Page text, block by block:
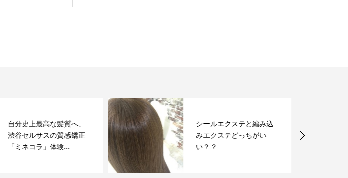
自分史上最高な髪質へ、
渋谷セルサスの質感矯正
「ミネコラ」体験...
シールエクステと編み込
みエクステどっちがい
い？？